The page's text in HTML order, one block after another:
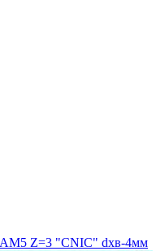
Z=3 "CNIC" dхв-4мм